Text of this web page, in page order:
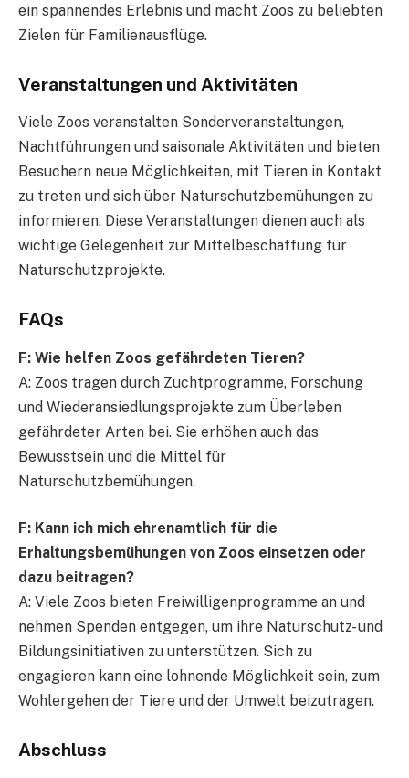
ein spannendes Erlebnis und macht Zoos zu beliebten
Zielen für Familienausflüge.
Veranstaltungen und Aktivitäten
Viele Zoos veranstalten Sonderveranstaltungen,
Nachtführungen und saisonale Aktivitäten und bieten
Besuchern neue Möglichkeiten, mit Tieren in Kontakt
zu treten und sich über Naturschutzbemühungen zu
informieren. Diese Veranstaltungen dienen auch als
wichtige Gelegenheit zur Mittelbeschaffung für
Naturschutzprojekte.
FAQs
F: Wie helfen Zoos gefährdeten Tieren?
A: Zoos tragen durch Zuchtprogramme, Forschung
und Wiederansiedlungsprojekte zum Überleben
gefährdeter Arten bei. Sie erhöhen auch das
Bewusstsein und die Mittel für
Naturschutzbemühungen.
F: Kann ich mich ehrenamtlich für die
Erhaltungsbemühungen von Zoos einsetzen oder
dazu beitragen?
A: Viele Zoos bieten Freiwilligenprogramme an und
nehmen Spenden entgegen, um ihre Naturschutz- und
Bildungsinitiativen zu unterstützen. Sich zu
engagieren kann eine lohnende Möglichkeit sein, zum
Wohlergehen der Tiere und der Umwelt beizutragen.
Abschluss